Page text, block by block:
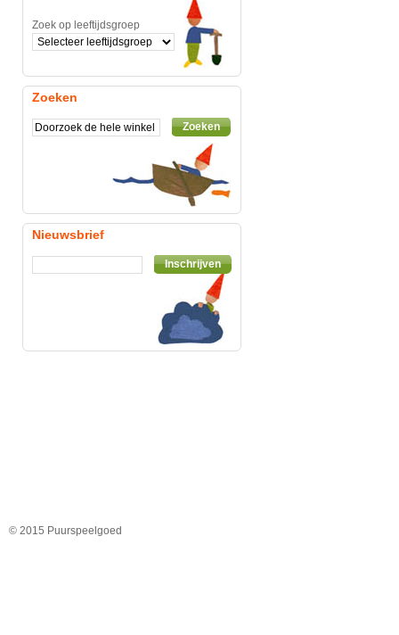
Zoek op leeftijdsgroep
Zoeken
Zoeken
Nieuwsbrief
Inschrijven
© 2015 Puurspeelgoed